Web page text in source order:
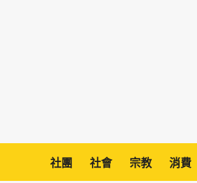
社團 社會 宗教 消費